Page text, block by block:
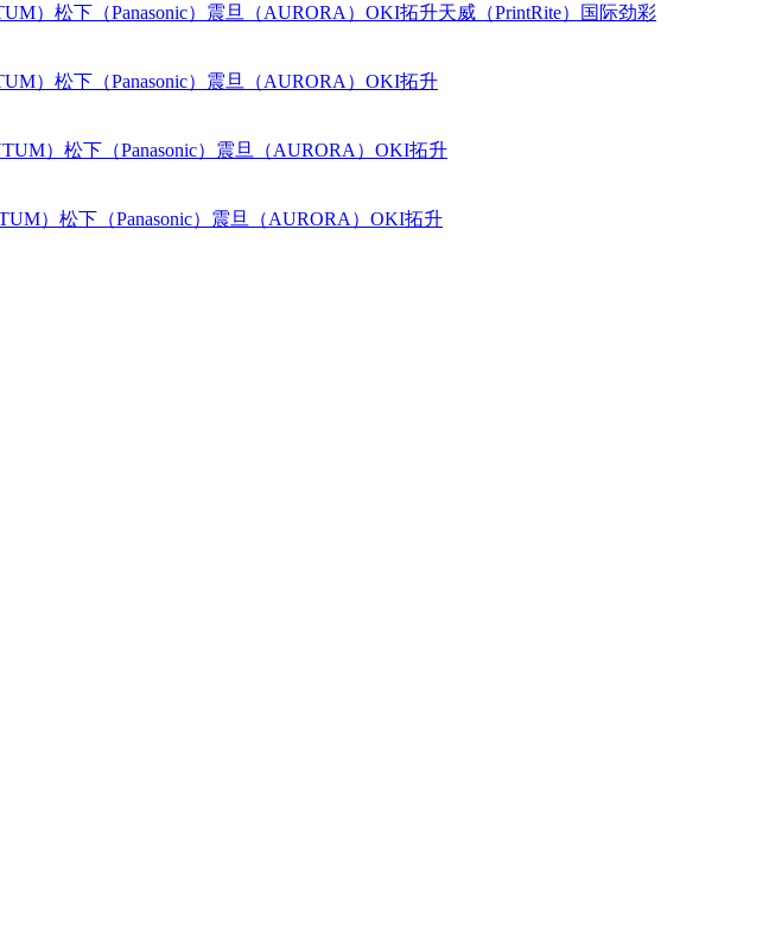
） 松下（Panasonic） 震旦（AURORA） OKI拓升天威（PrintRite） 国际劲彩
） 松下（Panasonic） 震旦（AURORA） OKI拓升
） 松下（Panasonic） 震旦（AURORA） OKI拓升
） 松下（Panasonic） 震旦（AURORA） OKI拓升